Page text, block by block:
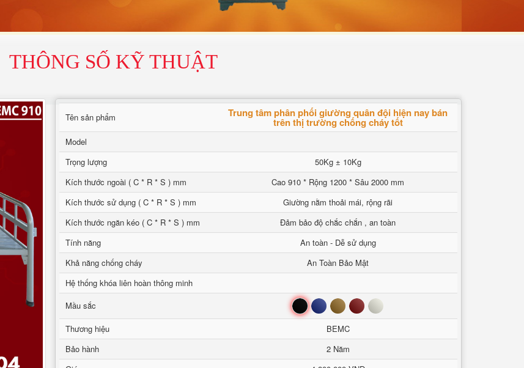
THÔNG SỐ KỸ THUẬT
Tên sản phẩm Trung tâm phân phối giường quân đội hiện nay bán
trên thị trường chống cháy tốt
Model
Trọng lượng
50Kg ± 10Kg
Kích thước ngoài ( C * R * S ) mm
Cao 910 * Rộng 1200 * Sâu 2000 mm
Kích thước sử dụng ( C * R * S ) mm
Giường nằm thoải mái, rộng rãi
Kích thước ngăn kéo ( C * R * S ) mm
Đảm bảo độ chắc chắn , an toàn
Tính năng
An toàn - Dễ sử dụng
Khả năng chống cháy
An Toàn Bảo Mật
Hệ thống khóa liên hoàn thông minh
Mầu sắc
Đen Xanh Nâu Đỏ Trắng
Thương hiệu
BEMC
Bảo hành
2 Năm